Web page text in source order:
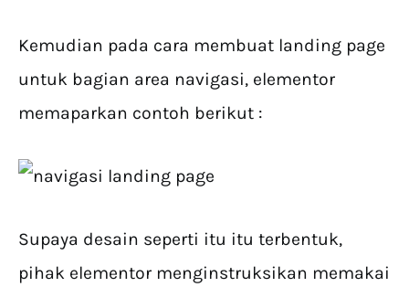
Kemudian pada cara membuat landing page
untuk bagian area navigasi, elementor
memaparkan contoh berikut :
Supaya desain seperti itu itu terbentuk,
pihak elementor menginstruksikan memakai